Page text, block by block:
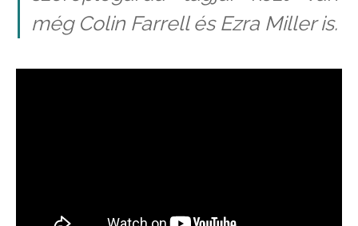
még Colin Farrell és Ezra Miller is.